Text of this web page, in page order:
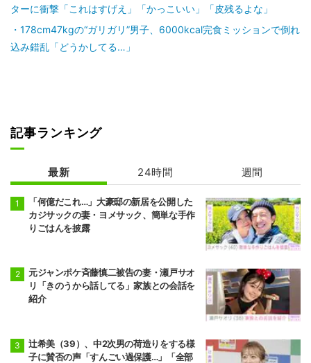
ターに衝撃「これはすげえ」「かっこいい」「皮残るよな」
178cm47kgの“ガリガリ”男子、6000kcal完食ミッションで倒れ
込み錯乱「どうかしてる…」
記事ランキング
最新 24時間 週間
「何億だこれ…」大豪邸の新居を公開した
カジサックの妻・ヨメサック、簡単な手作
りごはんを披露
元ジャンポケ斉藤慎二被告の妻・瀬戸サオ
リ「きのうから話してる」家族との会話を
紹介
辻希美（39）、中2次男の荷造りをする様
子に賛否の声「すんごい過保護…」「全部